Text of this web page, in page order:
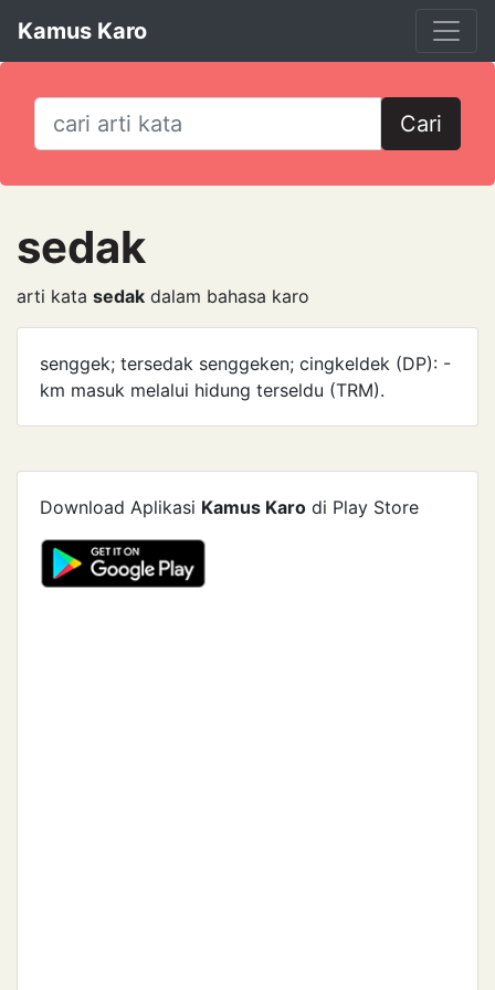
Kamus Karo
Cari
sedak
arti kata sedak dalam bahasa karo
senggek; tersedak senggeken; cingkeldek (DP): -
km masuk melalui hidung terseldu (TRM).
Download Aplikasi Kamus Karo di Play Store